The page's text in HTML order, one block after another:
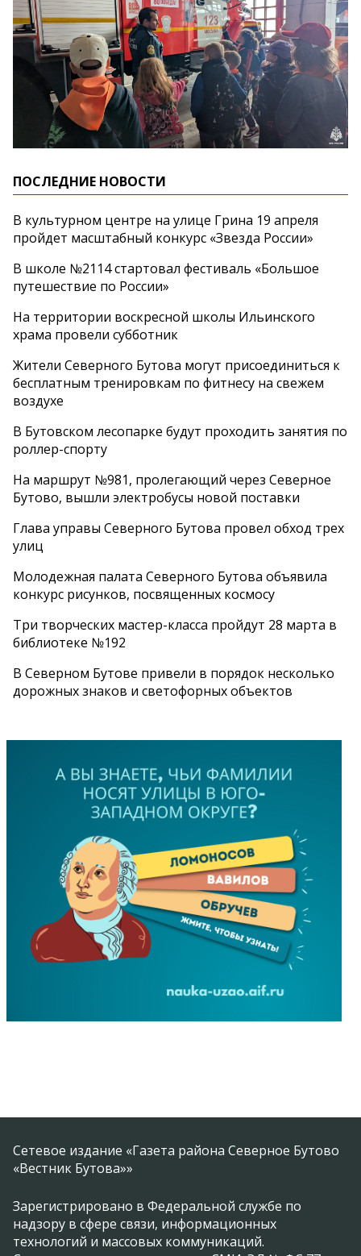
ПОСЛЕДНИЕ НОВОСТИ
В культурном центре на улице Грина 19 апреля
пройдет масштабный конкурс «Звезда России»
В школе №2114 стартовал фестиваль «Большое
путешествие по России»
На территории воскресной школы Ильинского
храма провели субботник
Жители Северного Бутова могут присоединиться к
бесплатным тренировкам по фитнесу на свежем
воздухе
В Бутовском лесопарке будут проходить занятия по
роллер-спорту
На маршрут №981, пролегающий через Северное
Бутово, вышли электробусы новой поставки
Глава управы Северного Бутова провел обход трех
улиц
Молодежная палата Северного Бутова объявила
конкурс рисунков, посвященных космосу
Три творческих мастер-класса пройдут 28 марта в
библиотеке №192
В Северном Бутове привели в порядок несколько
дорожных знаков и светофорных объектов
Сетевое издание «Газета района Северное Бутово
«Вестник Бутова»»
Зарегистрировано в Федеральной службе по
надзору в сфере связи, информационных
технологий и массовых коммуникаций.